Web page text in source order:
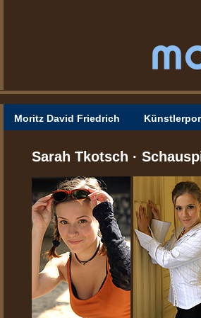
Moritz David Friedrich
Sarah Tkotsch ·